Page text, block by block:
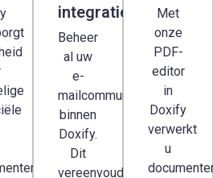
integratie.
Beheer
al uw
e-
mailcommunicatie
binnen
Doxify.
Dit
vereenvoudigt
Met
onze
PDF-
editor
in
Doxify
verwerkt
u